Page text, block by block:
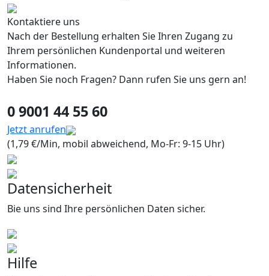
Kontaktiere uns
Nach der Bestellung erhalten Sie Ihren Zugang zu
Ihrem persönlichen Kundenportal und weiteren
Informationen.
Haben Sie noch Fragen? Dann rufen Sie uns gern an!
0 9001 44 55 60
Jetzt anrufen
(1,79 €/Min, mobil abweichend, Mo-Fr: 9-15 Uhr)
Datensicherheit
Bie uns sind Ihre persönlichen Daten sicher.
Hilfe